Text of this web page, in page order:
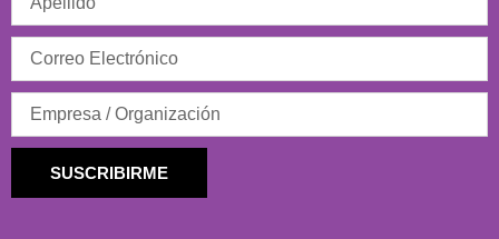
SUSCRIBIRME